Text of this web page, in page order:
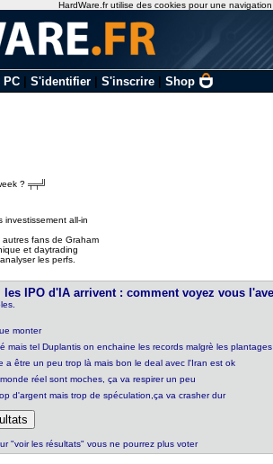
PC| S'identifier| S'inscrire| Shop
? ╤╤╝
investissement all-in
fans de Graham
et daytrading
les perfs.
les IPO d'IA arrivent : comment voyez vous
monter
mais tel Duplantis on enchaine les records malgrè les plantages
a être un peu trop là mais bon le deal avec l'Iran est ok
réel sont moches, ça va respirer un peu
d'argent mais trop de spéculation,ça va crasher dur
"voir les résultats" vous ne pourrez plus voter
HardWare.fr utilise des cookies pour une